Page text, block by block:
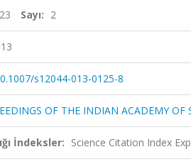
Sayı: 2
s12044-013-0125-8
OF THE INDIAN ACADEMY OF
İndeksler: Science Citation Index